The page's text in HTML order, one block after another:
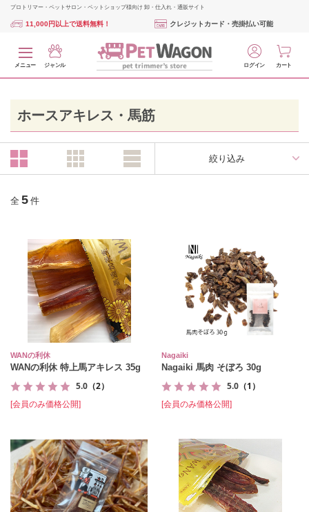
プロトリマー・ペットサロン・ペットショップ様向け 卸・仕入れ・通販サイト
11,000円以上で送料無料！ クレジットカード・売掛払い可能
メニュー ジャンル ログイン カート
ホースアキレス・馬筋
絞り込み
全 5 件
WANの利休
WANの利休 特上馬アキレス 35g
5.0 （2）
[会員のみ価格公開]
Nagaiki
Nagaiki 馬肉 そぼろ 30g
5.0 （1）
[会員のみ価格公開]